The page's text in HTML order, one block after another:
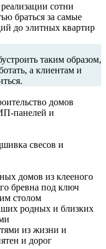
сотни
браться за самые
до элитных квартир
таким образом,
а клиентам и
домов
панелей и
свесов и
домов из клееного
бревна под ключ
столом
родных и близких
из жизни и
и дорог